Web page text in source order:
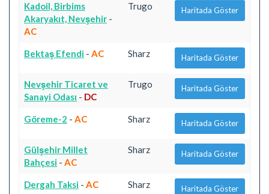
Kadoil, Birbims
Akaryakıt, Nevşehir -
AC
Trugo Haritada Göster
Bektaş Efendi - AC Sharz Haritada Göster
Nevşehir Ticaret ve
Sanayi Odası - DC
Trugo Haritada Göster
Göreme-2 - AC Sharz Haritada Göster
Gülşehir Millet
Bahçesi - AC
Sharz Haritada Göster
Dergah Taksi - AC Sharz Haritada Göster